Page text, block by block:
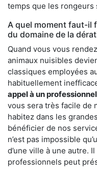
temps que les rongeurs
A quel moment faut-il
du domaine de la
Quand vous vous
animaux nuisibles
classiques employées
habituellement
appel à un
vous sera très facile de
habitez dans les
bénéficier de nos
n’est pas impossible
d’une ville à une autre.
professionnels peut